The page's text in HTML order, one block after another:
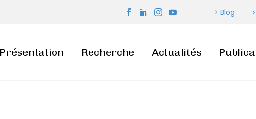
Blog
Présentation Recherche Actualités